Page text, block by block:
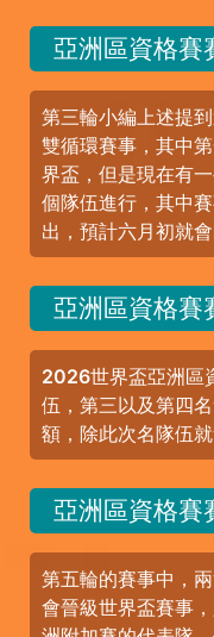
亞洲區資格賽
第三輪小編上述提
雙循環賽事，其中
界盃，但是現在有
個隊伍進行，其中
出，預計六月初就會
亞洲區資格賽
2026世界盃亞洲區
伍，第三以及第四
額，除此次名隊伍
亞洲區資格賽
第五輪的賽事中，
會晉級世界盃賽事